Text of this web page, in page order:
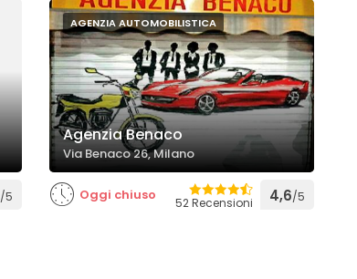
/5
AGENZIA AUTOMOBILISTICA
Agenzia Benaco
Via Benaco 26, Milano
Oggi chiuso 52 Recensioni 4,6/5